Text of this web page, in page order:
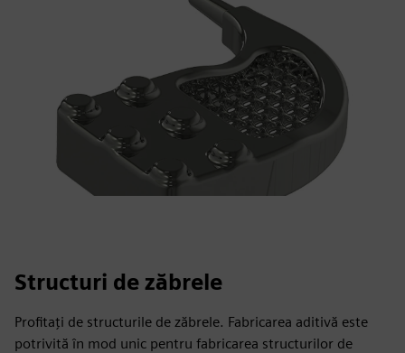
Structuri de zăbrele
Profitați de structurile de zăbrele. Fabricarea aditivă este
potrivită în mod unic pentru fabricarea structurilor de